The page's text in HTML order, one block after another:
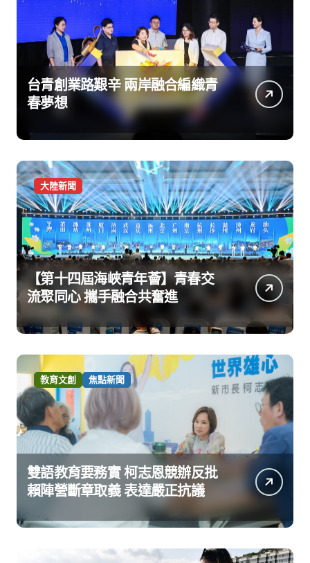
台青創業路艱辛 兩岸融合編織青
春夢想
大陸新聞
【第十四屆海峽青年薈】青春交
流聚同心 攜手融合共奮進
教育文創 焦點新聞
雙語教育要務實 柯志恩競辦反批
賴陣營斷章取義 表達嚴正抗議